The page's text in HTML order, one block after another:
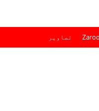
تصاویر